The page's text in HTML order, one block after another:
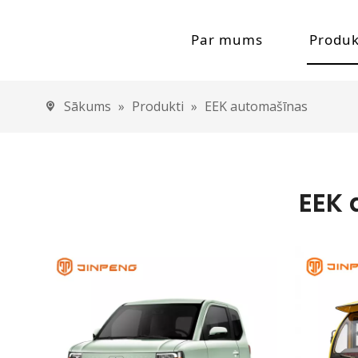
Par mums
Sākums » Produkti » EEK automašīnas